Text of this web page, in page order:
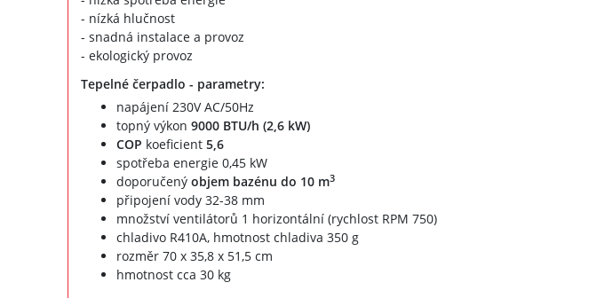
- nízká hlučnost
- snadná instalace a provoz
- ekologický provoz
Tepelné čerpadlo - parametry:
napájení 230V AC/50Hz
topný výkon 9000 BTU/h (2,6 kW)
COP koeficient5,6
spotřeba energie 0,45 kW
doporučenýobjem bazénu do 10 m3
připojení vody 32-38 mm
množství ventilátorů 1 horizontální (rychlost RPM 750)
chladivo R410A, hmotnost chladiva 350 g
rozměr 70 x 35,8 x 51,5 cm
hmotnost cca 30 kg